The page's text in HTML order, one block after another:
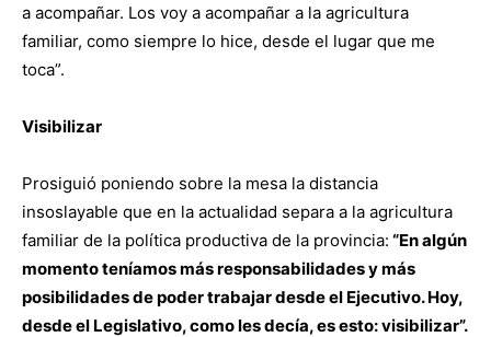
a acompañar. Los voy a acompañar a la agricultura
familiar, como siempre lo hice, desde el lugar que me
toca”.
Visibilizar
Prosiguió poniendo sobre la mesa la distancia
insoslayable que en la actualidad separa a la agricultura
familiar de la política productiva de la provincia: “En algún
momento teníamos más responsabilidades y más
posibilidades de poder trabajar desde el Ejecutivo. Hoy,
desde el Legislativo, como les decía, es esto: visibilizar”.